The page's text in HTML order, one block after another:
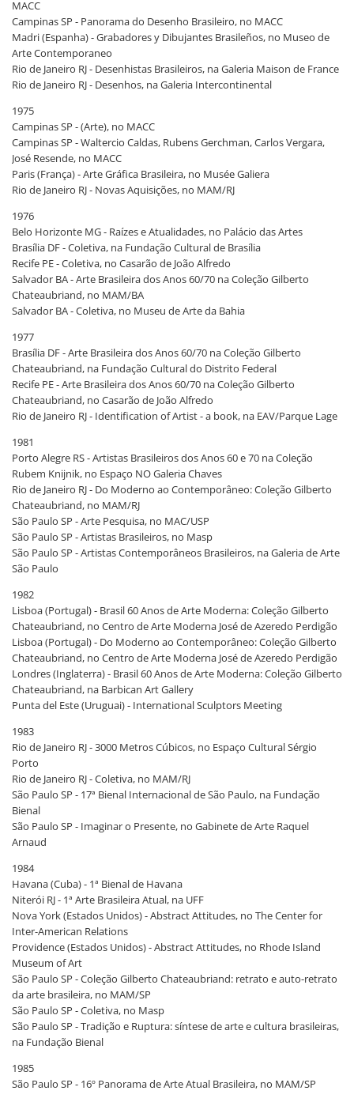
MACC
Campinas SP - Panorama do Desenho Brasileiro, no MACC
Madri (Espanha) - Grabadores y Dibujantes Brasileños, no Museo de
Arte Contemporaneo
Rio de Janeiro RJ - Desenhistas Brasileiros, na Galeria Maison de France
Rio de Janeiro RJ - Desenhos, na Galeria Intercontinental
1975
Campinas SP - (Arte), no MACC
Campinas SP - Waltercio Caldas, Rubens Gerchman, Carlos Vergara,
José Resende, no MACC
Paris (França) - Arte Gráfica Brasileira, no Musée Galiera
Rio de Janeiro RJ - Novas Aquisições, no MAM/RJ
1976
Belo Horizonte MG - Raízes e Atualidades, no Palácio das Artes
Brasília DF - Coletiva, na Fundação Cultural de Brasília
Recife PE - Coletiva, no Casarão de João Alfredo
Salvador BA - Arte Brasileira dos Anos 60/70 na Coleção Gilberto
Chateaubriand, no MAM/BA
Salvador BA - Coletiva, no Museu de Arte da Bahia
1977
Brasília DF - Arte Brasileira dos Anos 60/70 na Coleção Gilberto
Chateaubriand, na Fundação Cultural do Distrito Federal
Recife PE - Arte Brasileira dos Anos 60/70 na Coleção Gilberto
Chateaubriand, no Casarão de João Alfredo
Rio de Janeiro RJ - Identification of Artist - a book, na EAV/Parque Lage
1981
Porto Alegre RS - Artistas Brasileiros dos Anos 60 e 70 na Coleção
Rubem Knijnik, no Espaço NO Galeria Chaves
Rio de Janeiro RJ - Do Moderno ao Contemporâneo: Coleção Gilberto
Chateaubriand, no MAM/RJ
São Paulo SP - Arte Pesquisa, no MAC/USP
São Paulo SP - Artistas Brasileiros, no Masp
São Paulo SP - Artistas Contemporâneos Brasileiros, na Galeria de Arte
São Paulo
1982
Lisboa (Portugal) - Brasil 60 Anos de Arte Moderna: Coleção Gilberto
Chateaubriand, no Centro de Arte Moderna José de Azeredo Perdigão
Lisboa (Portugal) - Do Moderno ao Contemporâneo: Coleção Gilberto
Chateaubriand, no Centro de Arte Moderna José de Azeredo Perdigão
Londres (Inglaterra) - Brasil 60 Anos de Arte Moderna: Coleção Gilberto
Chateaubriand, na Barbican Art Gallery
Punta del Este (Uruguai) - International Sculptors Meeting
1983
Rio de Janeiro RJ - 3000 Metros Cúbicos, no Espaço Cultural Sérgio
Porto
Rio de Janeiro RJ - Coletiva, no MAM/RJ
São Paulo SP - 17ª Bienal Internacional de São Paulo, na Fundação
Bienal
São Paulo SP - Imaginar o Presente, no Gabinete de Arte Raquel
Arnaud
1984
Havana (Cuba) - 1ª Bienal de Havana
Niterói RJ - 1ª Arte Brasileira Atual, na UFF
Nova York (Estados Unidos) - Abstract Attitudes, no The Center for
Inter-American Relations
Providence (Estados Unidos) - Abstract Attitudes, no Rhode Island
Museum of Art
São Paulo SP - Coleção Gilberto Chateaubriand: retrato e auto-retrato
da arte brasileira, no MAM/SP
São Paulo SP - Coletiva, no Masp
São Paulo SP - Tradição e Ruptura: síntese de arte e cultura brasileiras,
na Fundação Bienal
1985
São Paulo SP - 16º Panorama de Arte Atual Brasileira, no MAM/SP